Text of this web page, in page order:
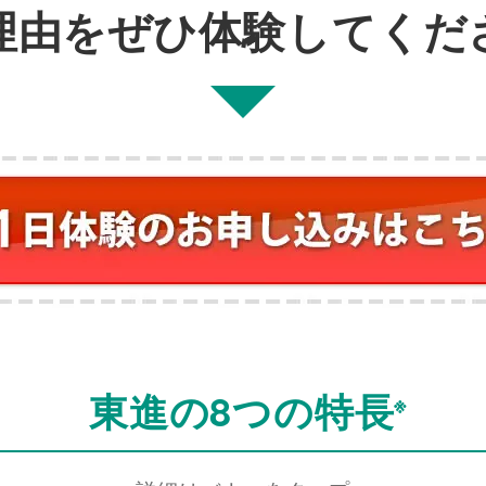
由をぜひ体験してくだ
東進の8つの特長※